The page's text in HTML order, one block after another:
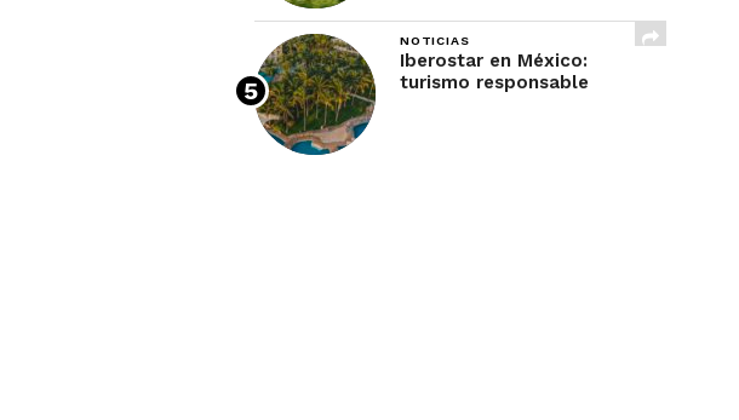
NOTICIAS
Iberostar en México:
turismo responsable